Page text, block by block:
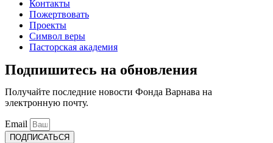
Контакты
Пожертвовать
Проекты
Символ веры
Пасторская академия
Подпишитесь на обновления
Получайте последние новости Фонда Варнава на
электронную почту.
Email
ПОДПИСАТЬСЯ